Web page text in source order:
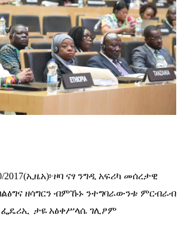
2017(ኢዜአ)፦ዞባ ናፃ ንግዲ አፍሪካ መሰረታዊ
ዘሳግርን ብምኹኑ ንተግባራውንቱ ምርብራብ
ፌዴሪኢ ታዬአፅቀሥላሴ ገሊፆም